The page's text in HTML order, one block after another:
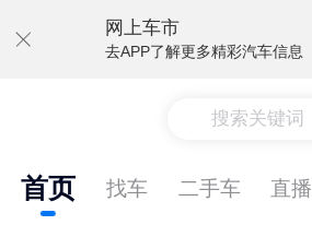
网上车市
去APP了解更多精彩汽车信息
搜索关键词
首页 找车 二手车 直播